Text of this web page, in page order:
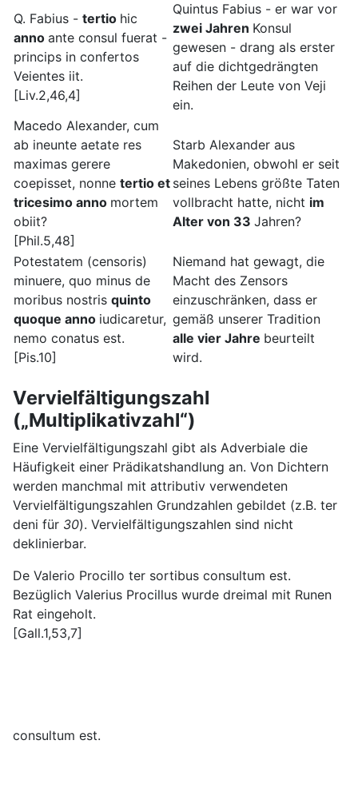
Q. Fabius - tertio hic
anno ante consul fuerat -
princips in confertos
Veientes iit.
[Liv.2,46,4]
Quintus Fabius - er war vor
zwei Jahren Konsul
gewesen - drang als erster
auf die dichtgedrängten
Reihen der Leute von Veji
ein.
Macedo Alexander, cum
ab ineunte aetate res
maximas gerere
coepisset, nonne tertio et
tricesimo anno mortem
obiit?
[Phil.5,48]
Starb Alexander aus
Makedonien, obwohl er seit
seines Lebens größte Taten
vollbracht hatte, nicht im
Alter von 33 Jahren?
Potestatem (censoris)
minuere, quo minus de
moribus nostris quinto
quoque anno iudicaretur,
nemo conatus est.
[Pis.10]
Niemand hat gewagt, die
Macht des Zensors
einzuschränken, dass er
gemäß unserer Tradition
alle vier Jahre beurteilt
wird.
Vervielfältigungszahl
(„Multiplikativzahl“)
Eine Vervielfältigungszahl gibt als Adverbiale die
Häufigkeit einer Prädikatshandlung an. Von Dichtern
werden manchmal mit attributiv verwendeten
Vervielfältigungszahlen Grundzahlen gebildet (z.B. ter
deni für 30). Vervielfältigungszahlen sind nicht
deklinierbar.
De Valerio Procillo ter sortibus consultum est.
Bezüglich Valerius Procillus wurde dreimal mit Runen
Rat eingeholt.
[Gall.1,53,7]
consultum est.